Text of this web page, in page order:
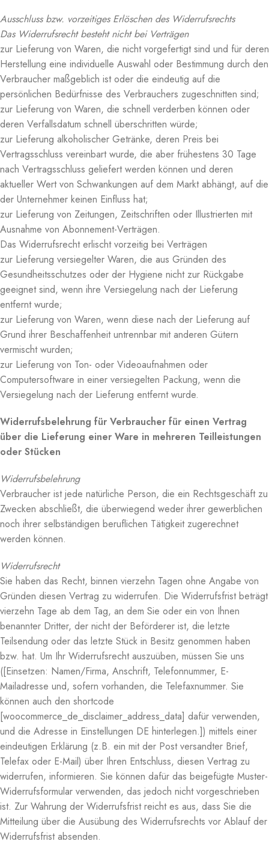
Ausschluss bzw. vorzeitiges Erlöschen des Widerrufsrechts
Das Widerrufsrecht besteht nicht bei Verträgen
zur Lieferung von Waren, die nicht vorgefertigt sind und für deren
Herstellung eine individuelle Auswahl oder Bestimmung durch den
Verbraucher maßgeblich ist oder die eindeutig auf die
persönlichen Bedürfnisse des Verbrauchers zugeschnitten sind;
zur Lieferung von Waren, die schnell verderben können oder
deren Verfallsdatum schnell überschritten würde;
zur Lieferung alkoholischer Getränke, deren Preis bei
Vertragsschluss vereinbart wurde, die aber frühestens 30 Tage
nach Vertragsschluss geliefert werden können und deren
aktueller Wert von Schwankungen auf dem Markt abhängt, auf die
der Unternehmer keinen Einfluss hat;
zur Lieferung von Zeitungen, Zeitschriften oder Illustrierten mit
Ausnahme von Abonnement-Verträgen.
Das Widerrufsrecht erlischt vorzeitig bei Verträgen
zur Lieferung versiegelter Waren, die aus Gründen des
Gesundheitsschutzes oder der Hygiene nicht zur Rückgabe
geeignet sind, wenn ihre Versiegelung nach der Lieferung
entfernt wurde;
zur Lieferung von Waren, wenn diese nach der Lieferung auf
Grund ihrer Beschaffenheit untrennbar mit anderen Gütern
vermischt wurden;
zur Lieferung von Ton- oder Videoaufnahmen oder
Computersoftware in einer versiegelten Packung, wenn die
Versiegelung nach der Lieferung entfernt wurde.
Widerrufsbelehrung für Verbraucher für einen Vertrag
über die Lieferung einer Ware in mehreren Teilleistungen
oder Stücken
Widerrufsbelehrung
Verbraucher ist jede natürliche Person, die ein Rechtsgeschäft zu
Zwecken abschließt, die überwiegend weder ihrer gewerblichen
noch ihrer selbständigen beruflichen Tätigkeit zugerechnet
werden können.
Widerrufsrecht
Sie haben das Recht, binnen vierzehn Tagen ohne Angabe von
Gründen diesen Vertrag zu widerrufen. Die Widerrufsfrist beträgt
vierzehn Tage ab dem Tag, an dem Sie oder ein von Ihnen
benannter Dritter, der nicht der Beförderer ist, die letzte
Teilsendung oder das letzte Stück in Besitz genommen haben
bzw. hat. Um Ihr Widerrufsrecht auszuüben, müssen Sie uns
([Einsetzen: Namen/Firma, Anschrift, Telefonnummer, E-
Mailadresse und, sofern vorhanden, die Telefaxnummer. Sie
können auch den shortcode
[woocommerce_de_disclaimer_address_data] dafür verwenden,
und die Adresse in Einstellungen DE hinterlegen.]) mittels einer
eindeutigen Erklärung (z.B. ein mit der Post versandter Brief,
Telefax oder E-Mail) über Ihren Entschluss, diesen Vertrag zu
widerrufen, informieren. Sie können dafür das beigefügte Muster-
Widerrufsformular verwenden, das jedoch nicht vorgeschrieben
ist. Zur Wahrung der Widerrufsfrist reicht es aus, dass Sie die
Mitteilung über die Ausübung des Widerrufsrechts vor Ablauf der
Widerrufsfrist absenden.